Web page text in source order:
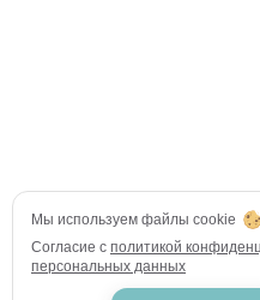
Мы используем файлы cookie
Согласие с политикой
персональных данных